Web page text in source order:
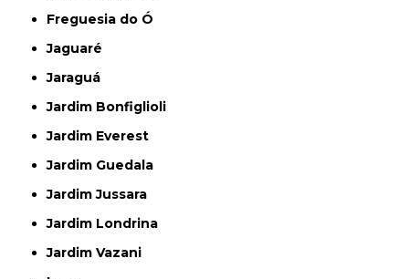
Freguesia do Ó
Jaguaré
Jaraguá
Jardim Bonfiglioli
Jardim Everest
Jardim Guedala
Jardim Jussara
Jardim Londrina
Jardim Vazani